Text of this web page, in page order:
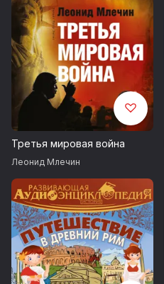
Третья мировая война
Леонид Млечин